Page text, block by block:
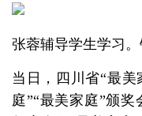
张蓉辅导学生学习
当日，四川省“最美
庭”“最美家庭”颁